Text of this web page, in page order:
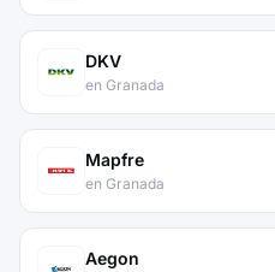
DKV
en Granada
Mapfre
en Granada
Aegon